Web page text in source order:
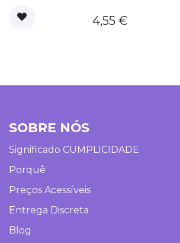
4,55 €
SOBRE NÓS
Significado CUMPLICIDADE
Porquê
Preços Acessíveis
Entrega Discreta
Blog